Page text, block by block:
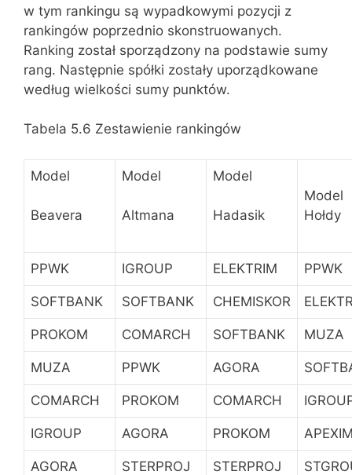
w tym rankingu są wypadkowymi pozycji z
rankingów poprzednio skonstruowanych.
Ranking został sporządzony na podstawie sumy
rang. Następnie spółki zostały uporządkowane
według wielkości sumy punktów.
Tabela 5.6 Zestawienie rankingów
Model
Beavera
Model
Altmana
Model
Hadasik
Model
Hołdy
PPWK IGROUP ELEKTRIM PPWK
SOFTBANK SOFTBANK CHEMISKOR
PROKOM COMARCH SOFTBANK MUZA
MUZA PPWK AGORA
COMARCH PROKOM COMARCH
IGROUP AGORA PROKOM
AGORA STERPROJ STERPROJ